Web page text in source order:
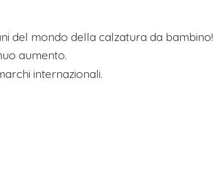
del mondo della calzatura da bambino!
aumento.
internazionali.